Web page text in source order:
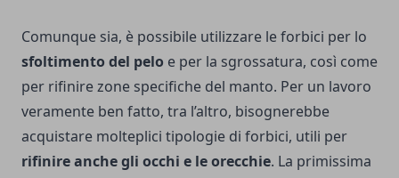
Comunque sia, è possibile utilizzare le forbici per lo
sfoltimento del pelo e per la sgrossatura, così come
per rifinire zone specifiche del manto. Per un lavoro
veramente ben fatto, tra l’altro, bisognerebbe
acquistare molteplici tipologie di forbici, utili per
rifinire anche gli occhi e le orecchie. La primissima